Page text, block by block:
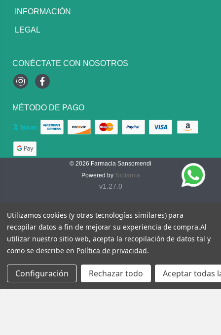
INFORMACIÓN
LEGAL
CONÉCTATE CON NOSOTROS
InstagramFacebook
MÉTODO DE PAGO
© 2026 Farmacia Sansomendi
Powered by Topfarma
v1.27.0
Utilizamos cookies (y otras tecnologías similares) para
recopilar datos a fin de mejorar su experiencia de compra.Al
utilizar nuestro sitio web, acepta la recopilación de datos tal y
como se describe en Política de privacidad.
Configuración Rechazar todo Aceptar todas